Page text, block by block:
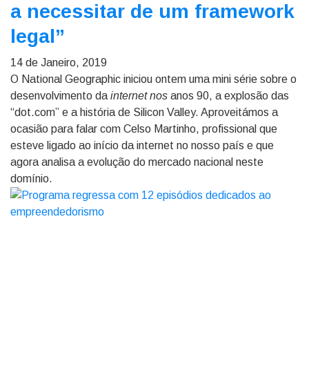
a necessitar de um framework
legal”
14 de Janeiro, 2019
O National Geographic iniciou ontem uma mini série sobre o
desenvolvimento da internet nos anos 90, a explosão das
“dot.com” e a história de Silicon Valley. Aproveitámos a
ocasião para falar com Celso Martinho, profissional que
esteve ligado ao início da internet no nosso país e que
agora analisa a evolução do mercado nacional neste
domínio.